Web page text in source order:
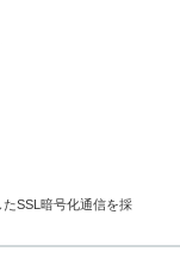
SSL暗号化通信を採